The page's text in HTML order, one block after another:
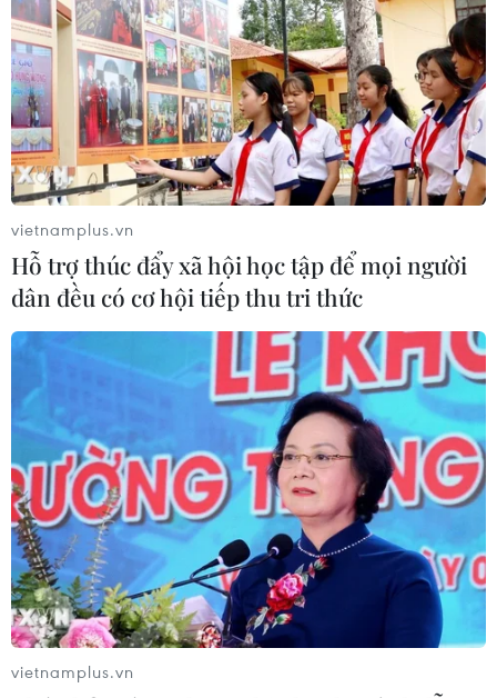
vietnamplus.vn
Hỗ trợ thúc đẩy xã hội học tập để mọi người
dân đều có cơ hội tiếp thu tri thức
vietnamplus.vn